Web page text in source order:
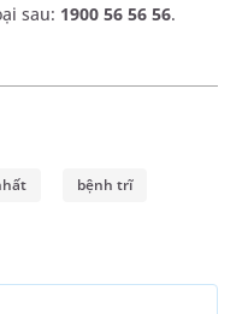
sau: 1900 56 56 56.
bệnh trĩ